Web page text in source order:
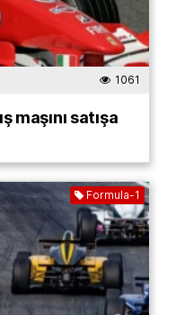
1061
maşını satışa
Formula-1